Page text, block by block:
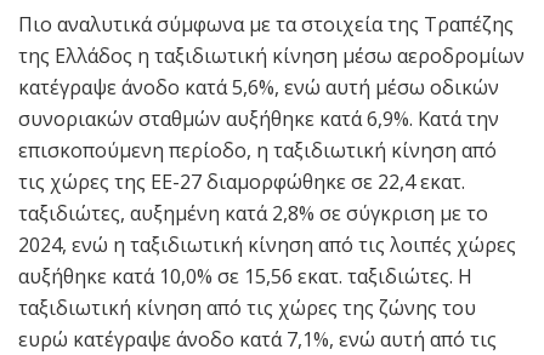
Πιο αναλυτικά σύμφωνα με τα στοιχεία της Τραπέζης
της Ελλάδος η ταξιδιωτική κίνηση μέσω αεροδρομίων
κατέγραψε άνοδο κατά 5,6%, ενώ αυτή μέσω οδικών
συνοριακών σταθμών αυξήθηκε κατά 6,9%. Κατά την
επισκοπούμενη περίοδο, η ταξιδιωτική κίνηση από
τις χώρες της ΕΕ-27 διαμορφώθηκε σε 22,4 εκατ.
ταξιδιώτες, αυξημένη κατά 2,8% σε σύγκριση με το
2024, ενώ η ταξιδιωτική κίνηση από τις λοιπές χώρες
αυξήθηκε κατά 10,0% σε 15,56 εκατ. ταξιδιώτες. Η
ταξιδιωτική κίνηση από τις χώρες της ζώνης του
ευρώ κατέγραψε άνοδο κατά 7,1%, ενώ αυτή από τις